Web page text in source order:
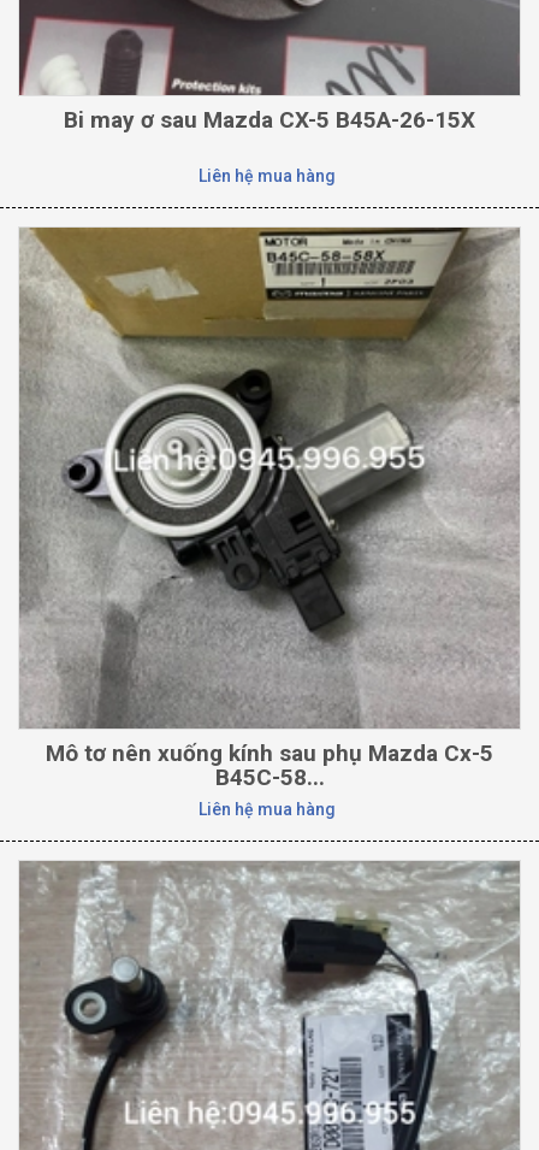
Bi may ơ sau Mazda CX-5 B45A-26-15X
Liên hệ mua hàng
Mô tơ nên xuống kính sau phụ Mazda Cx-5
B45C-58...
Liên hệ mua hàng